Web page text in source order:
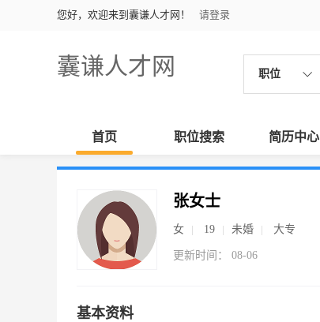
您好，欢迎来到囊谦人才网！ 请登录
囊谦人才网 职位
首页 职位搜索 简历中心
张女士
女 19 未婚 大专
更新时间： 08-06
基本资料